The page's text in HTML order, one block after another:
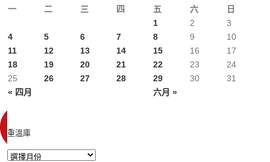
一
二 三 四 五 六 日
« 四月 六月 »
1 2
3
4
5 6 7 8 9
10
11
12 13 14 15 16
17
18
19 20 21 22 23
24
25
26 27 28 29 30 31
重溫庫